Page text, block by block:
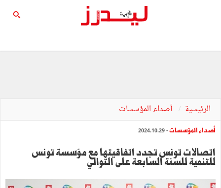
الرئيسية أصداء المؤسسات
أصداء المؤسسات- 2024.10.29
اتصالات تونس تجدد اتفاقيتها مع مؤسسة تونس
للتنمية للسنة السابعة على التوالي